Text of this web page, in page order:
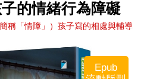
子的情緒行為障礙
稱「情障」）孩子寫的相處與輔導
Epub